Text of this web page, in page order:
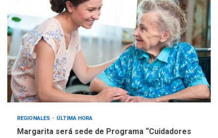
estadísticas de turismo
REGIONALES ÚLTIMA HORA
Margarita será sede de Programa “Cuidadores